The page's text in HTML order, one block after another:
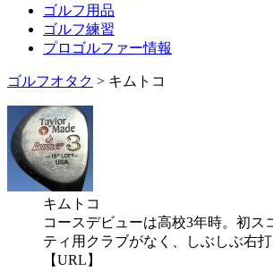
ゴルフ用品
ゴルフ練習
プロゴルファー情報
ゴルフオタク > キムトコ
キムトコ
コースデビューは高校3年時。初
ティ用クラブがなく、しぶしぶ右
【URL】